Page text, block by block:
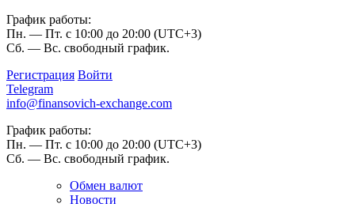
График работы:
Пн. — Пт. с 10:00 до 20:00 (UTC+3)
Сб. — Вс. свободный график.
Регистрация Войти
Telegram
info@finansovich-exchange.com
График работы:
Пн. — Пт. с 10:00 до 20:00 (UTC+3)
Сб. — Вс. свободный график.
Обмен валют
Новости